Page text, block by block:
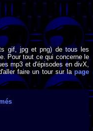
gif, jpg et png) de tous les
Pour tout ce qui concerne le
mp3 et d'épisodes en divX,
faire un tour sur lapage